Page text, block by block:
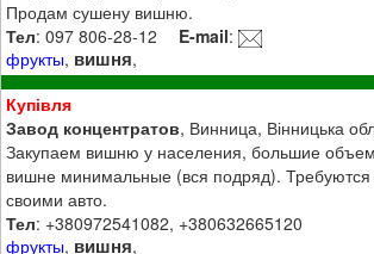
Продам сушену вишню.
Тел: 097 806-28-12 E-mail:
фрукты, вишня,
Купівля
Завод концентратов, Винница, Вінницька
Закупаем вишню у населения, большие
вишне минимальные (вся подряд). Требуются
своими авто.
Тел: +380972541082, +380632665120
фрукты, вишня,